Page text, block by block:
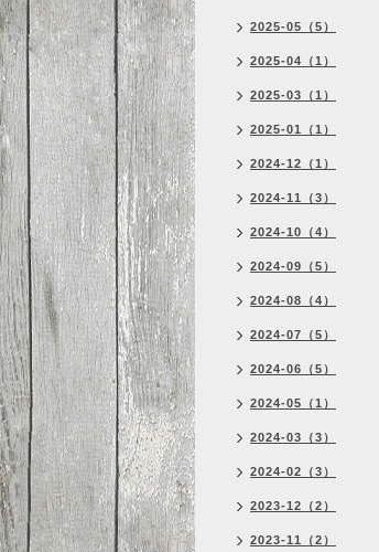
2025-05（5）
2025-04（1）
2025-03（1）
2025-01（1）
2024-12（1）
2024-11（3）
2024-10（4）
2024-09（5）
2024-08（4）
2024-07（5）
2024-06（5）
2024-05（1）
2024-03（3）
2024-02（3）
2023-12（2）
2023-11（2）